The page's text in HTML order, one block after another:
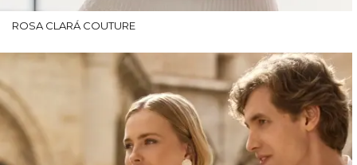
ROSA CLARÁ COUTURE